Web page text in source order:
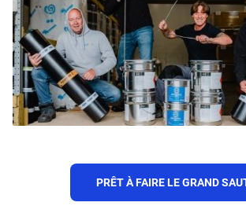
PRÊT À FAIRE LE GRAND